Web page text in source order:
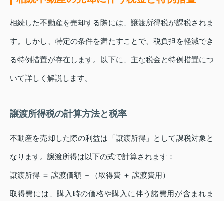
相続した不動産を売却する際には、譲渡所得税が課税されま
す。しかし、特定の条件を満たすことで、税負担を軽減でき
る特例措置が存在します。以下に、主な税金と特例措置につ
いて詳しく解説します。
譲渡所得税の計算方法と税率
不動産を売却した際の利益は「譲渡所得」として課税対象と
なります。譲渡所得は以下の式で計算されます：
譲渡所得 ＝ 譲渡価額 －（取得費 ＋ 譲渡費用）
取得費には、購入時の価格や購入に伴う諸費用が含まれま